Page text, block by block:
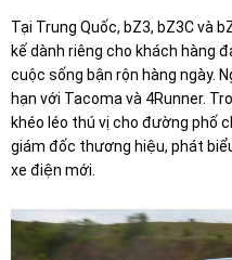
Tại Trung Quốc, bZ3, bZ3C và
kế dành riêng cho khách hàng
cuộc sống bận rộn hàng ngày.
hạn với Tacoma và 4Runner.
khéo léo thú vị cho đường phố
giám đốc thương hiệu, phát
xe điện mới.